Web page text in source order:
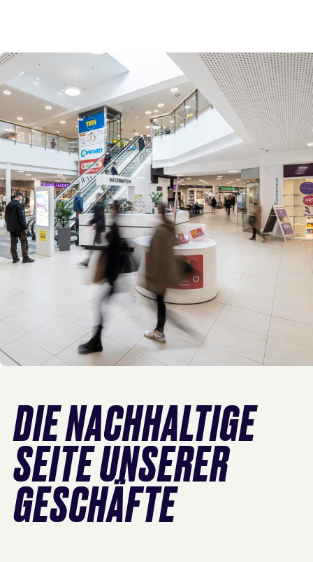
DIE NACHHALTIGE
SEITE UNSERER
GESCHÄFTE